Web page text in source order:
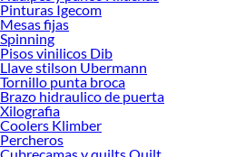
¡Visítanos y haz tus ideas realidad!
Pinturas Igecom
Mesas fijas
Spinning
Pisos vinilicos Dib
Llave stilson Ubermann
Tornillo punta broca
Brazo hidraulico de puerta
Xilografia
Coolers Klimber
Percheros
Cubrecamas y quilts Quilt